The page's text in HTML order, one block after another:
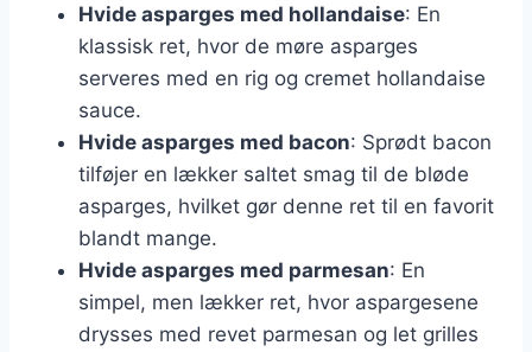
Hvide asparges med hollandaise: En
klassisk ret, hvor de møre asparges
serveres med en rig og cremet hollandaise
sauce.
Hvide asparges med bacon: Sprødt bacon
tilføjer en lækker saltet smag til de bløde
asparges, hvilket gør denne ret til en favorit
blandt mange.
Hvide asparges med parmesan: En
simpel, men lækker ret, hvor aspargesene
drysses med revet parmesan og let grilles